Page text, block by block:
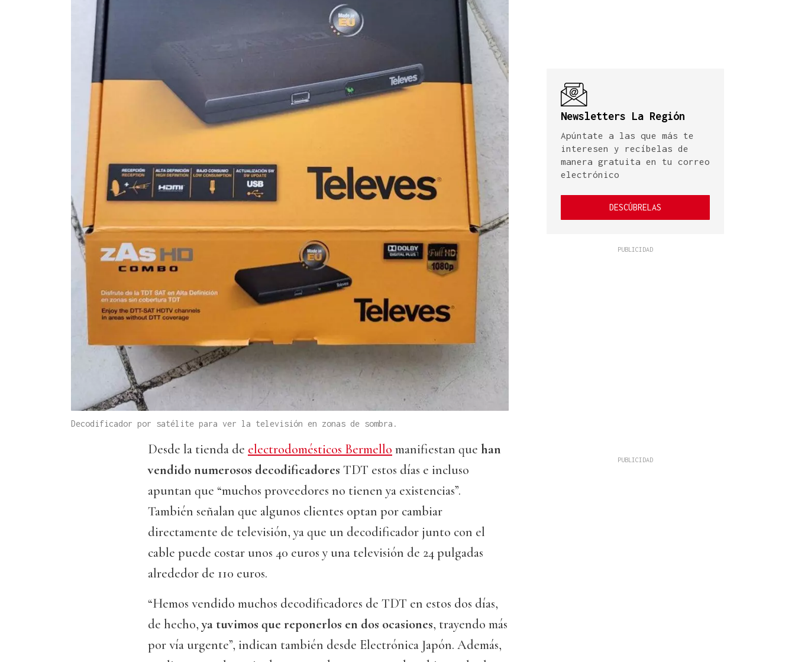
Decodificador por satélite para ver la televisión en zonas de sombra.
Desde la tienda de electrodomésticos Bermello manifiestan que han
vendido numerosos decodificadores TDT estos días e incluso
apuntan que “muchos proveedores no tienen ya existencias”.
También señalan que algunos clientes optan por cambiar
directamente de televisión, ya que un decodificador junto con el
cable puede costar unos 40 euros y una televisión de 24 pulgadas
alrededor de 110 euros.
“Hemos vendido muchos decodificadores de TDT en estos dos días,
de hecho,ya tuvimos que reponerlos en dos ocasiones, trayendo más
por vía urgente”, indican también desde Electrónica Japón. Además,
Newsletters La Región
Apúntate a las que más te
interesen y recíbelas de
manera gratuita en tu correo
electrónico
DESCÚBRELAS